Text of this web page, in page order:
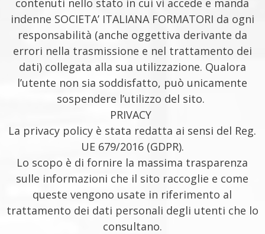
contenuti nello stato in cui vi accede e manda
indenne SOCIETA’ ITALIANA FORMATORI da ogni
responsabilità (anche oggettiva derivante da
errori nella trasmissione e nel trattamento dei
dati) collegata alla sua utilizzazione. Qualora
l’utente non sia soddisfatto, può unicamente
sospendere l’utilizzo del sito.
PRIVACY
La privacy policy è stata redatta ai sensi del Reg.
UE 679/2016 (GDPR).
Lo scopo è di fornire la massima trasparenza
sulle informazioni che il sito raccoglie e come
queste vengono usate in riferimento al
trattamento dei dati personali degli utenti che lo
consultano.